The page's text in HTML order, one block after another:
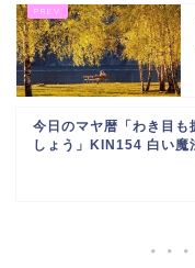
今日のマヤ暦「わき目も
しょう」KIN154 白い魔